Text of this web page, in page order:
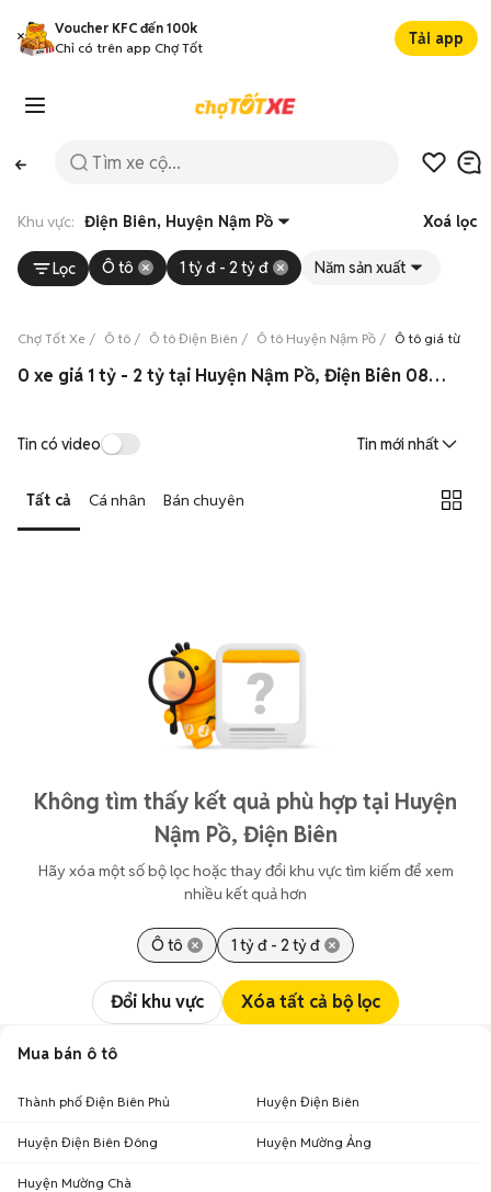
Voucher KFC đến 100k
Chỉ có trên app Chợ Tốt
Tải app
Khu vực: Điện Biên, Huyện Nậm Pồ Xoá lọc
Lọc Ô tô 1 tỷ đ - 2 tỷ đ Năm sản xuất
Chợ Tốt Xe Ô tô Ô tô Điện Biên Ô tô Huyện Nậm Pồ Ô tô giá từ 1 tỷ
0 xe giá 1 tỷ - 2 tỷ tại Huyện Nậm Pồ, Điện Biên 08/2026
Tin có video Tin mới nhất
Tất cả Cá nhân Bán chuyên
Không tìm thấy kết quả phù hợp tại Huyện
Nậm Pồ, Điện Biên
Hãy xóa một số bộ lọc hoặc thay đổi khu vực tìm kiếm để xem
nhiều kết quả hơn
Ô tô 1 tỷ đ - 2 tỷ đ
Đổi khu vực Xóa tất cả bộ lọc
Mua bán ô tô
Thành phố Điện Biên Phủ Huyện Điện Biên
Huyện Điện Biên Đông Huyện Mường Ảng
Huyện Mường Chà